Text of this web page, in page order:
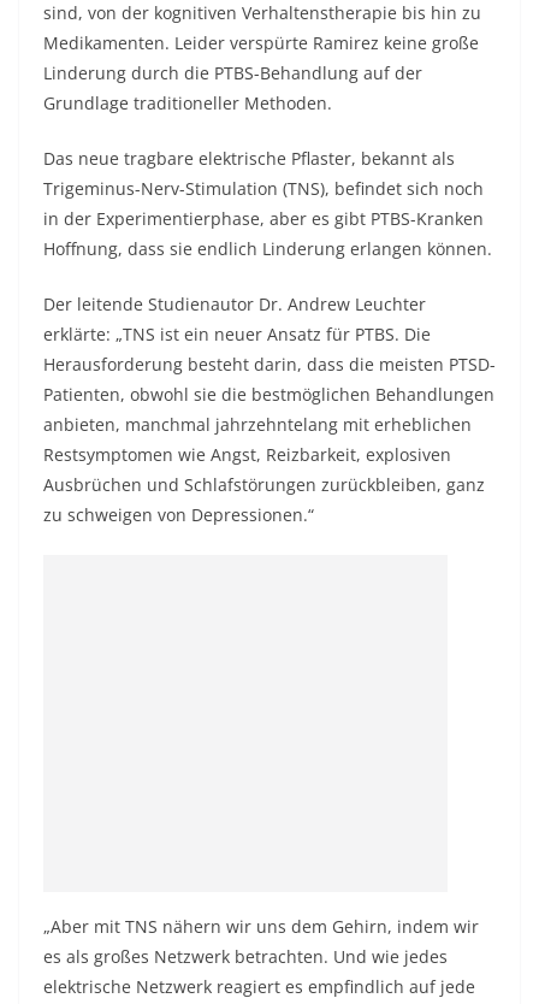
sind, von der kognitiven Verhaltenstherapie bis hin zu
Medikamenten. Leider verspürte Ramirez keine große
Linderung durch die PTBS-Behandlung auf der
Grundlage traditioneller Methoden.
Das neue tragbare elektrische Pflaster, bekannt als
Trigeminus-Nerv-Stimulation (TNS), befindet sich noch
in der Experimentierphase, aber es gibt PTBS-Kranken
Hoffnung, dass sie endlich Linderung erlangen können.
Der leitende Studienautor Dr. Andrew Leuchter
erklärte: „TNS ist ein neuer Ansatz für PTBS. Die
Herausforderung besteht darin, dass die meisten PTSD-
Patienten, obwohl sie die bestmöglichen Behandlungen
anbieten, manchmal jahrzehntelang mit erheblichen
Restsymptomen wie Angst, Reizbarkeit, explosiven
Ausbrüchen und Schlafstörungen zurückbleiben, ganz
zu schweigen von Depressionen.“
„Aber mit TNS nähern wir uns dem Gehirn, indem wir
es als großes Netzwerk betrachten. Und wie jedes
elektrische Netzwerk reagiert es empfindlich auf jede